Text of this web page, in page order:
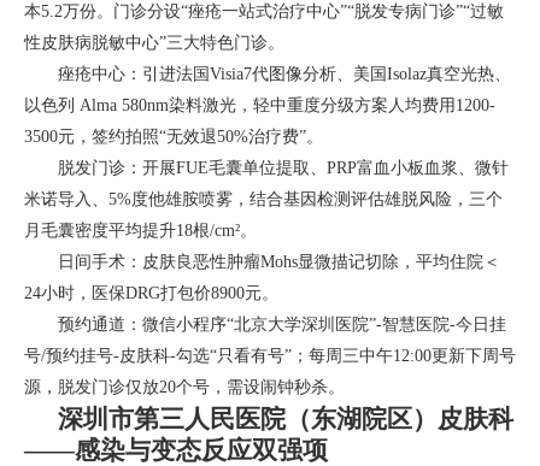
本5.2万份。门诊分设“痤疮一站式治疗中心”“脱发专病门诊”“过敏
性皮肤病脱敏中心”三大特色门诊。
痤疮中心：引进法国Visia7代图像分析、美国Isolaz真空光热、
以色列 Alma 580nm染料激光，轻中重度分级方案人均费用1200-
3500元，签约拍照“无效退50%治疗费”。
脱发门诊：开展FUE毛囊单位提取、PRP富血小板血浆、微针
米诺导入、5%度他雄胺喷雾，结合基因检测评估雄脱风险，三个
月毛囊密度平均提升18根/cm²。
日间手术：皮肤良恶性肿瘤Mohs显微描记切除，平均住院＜
24小时，医保DRG打包价8900元。
预约通道：微信小程序“北京大学深圳医院”-智慧医院-今日挂
号/预约挂号-皮肤科-勾选“只看有号”；每周三中午12:00更新下周号
源，脱发门诊仅放20个号，需设闹钟秒杀。
深圳市第三人民医院（东湖院区）皮肤科
——感染与变态反应双强项